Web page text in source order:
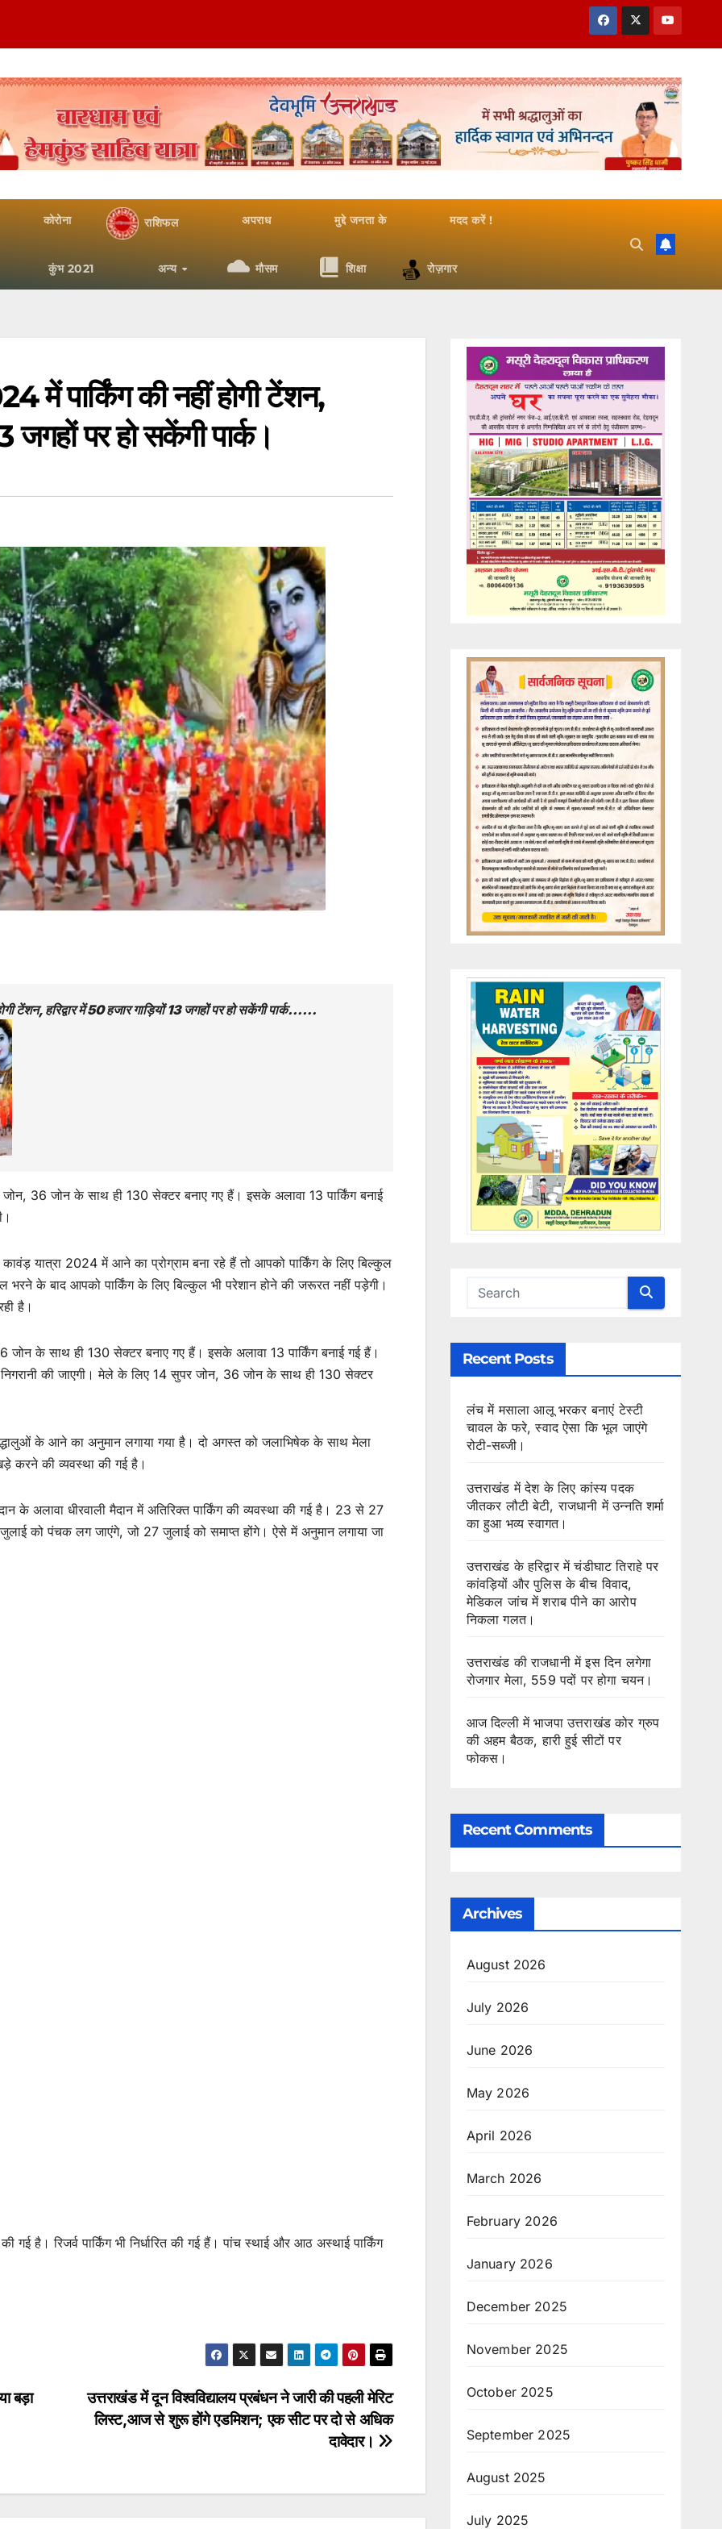
कोरोना राशिफल अपराध मुद्दे जनता के मदद करें !
कुंभ 2021 अन्य मौसम शिक्षा रोज़गार
में पार्किंग की नहीं होगी टेंशन,
जगहों पर हो सकेंगी पार्क।
टेंशन, हरिद्वार में 50 हजार गाड़ियों 13 जगहों पर हो सकेंगी पार्क……
36 जोन के साथ ही 130 सेक्टर बनाए गए हैं। इसके अलावा 13 पार्किंग बनाई
यात्रा 2024 में आने का प्रोग्राम बना रहे हैं तो आपको पार्किंग के लिए बिल्कुल
भरने के बाद आपको पार्किंग के लिए बिल्कुल भी परेशान होने की जरूरत नहीं पड़ेगी।
है।
के साथ ही 130 सेक्टर बनाए गए हैं। इसके अलावा 13 पार्किंग बनाई गई हैं।
निगरानी की जाएगी। मेले के लिए 14 सुपर जोन, 36 जोन के साथ ही 130 सेक्टर
के आने का अनुमान लगाया गया है। दो अगस्त को जलाभिषेक के साथ मेला
करने की व्यवस्था की गई है।
के अलावा धीरवाली मैदान में अतिरिक्त पार्किंग की व्यवस्था की गई है। 23 से 27
को पंचक लग जाएंगे, जो 27 जुलाई को समाप्त होंगे। ऐसे में अनुमान लगाया जा
है। रिजर्व पार्किंग भी निर्धारित की गई हैं। पांच स्थाई और आठ अस्थाई पार्किंग
उत्तराखंड में दून विश्वविद्यालय प्रबंधन ने जारी की पहली मेरिट
लिस्ट,आज से शुरू होंगे एडमिशन; एक सीट पर दो से अधिक
दावेदार।
बड़ा
Recent Posts
लंच में मसाला आलू भरकर बनाएं टेस्टी
चावल के फरे, स्वाद ऐसा कि भूल जाएंगे
रोटी-सब्जी।
उत्तराखंड में देश के लिए कांस्य पदक
जीतकर लौटी बेटी, राजधानी में उन्नति शर्मा
का हुआ भव्य स्वागत।
उत्तराखंड के हरिद्वार में चंडीघाट तिराहे पर
कांवड़ियों और पुलिस के बीच विवाद,
मेडिकल जांच में शराब पीने का आरोप
निकला गलत।
उत्तराखंड की राजधानी में इस दिन लगेगा
रोजगार मेला, 559 पदों पर होगा चयन।
आज दिल्ली में भाजपा उत्तराखंड कोर ग्रुप
की अहम बैठक, हारी हुई सीटों पर
फोकस।
Recent Comments
Archives
August 2026
July 2026
June 2026
May 2026
April 2026
March 2026
February 2026
January 2026
December 2025
November 2025
October 2025
September 2025
August 2025
July 2025